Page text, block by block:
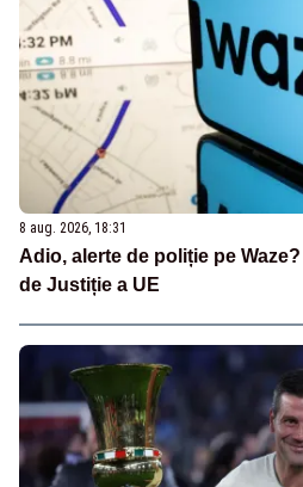
8 aug. 2026, 18:31
Adio, alerte de poliție pe
de Justiție a UE